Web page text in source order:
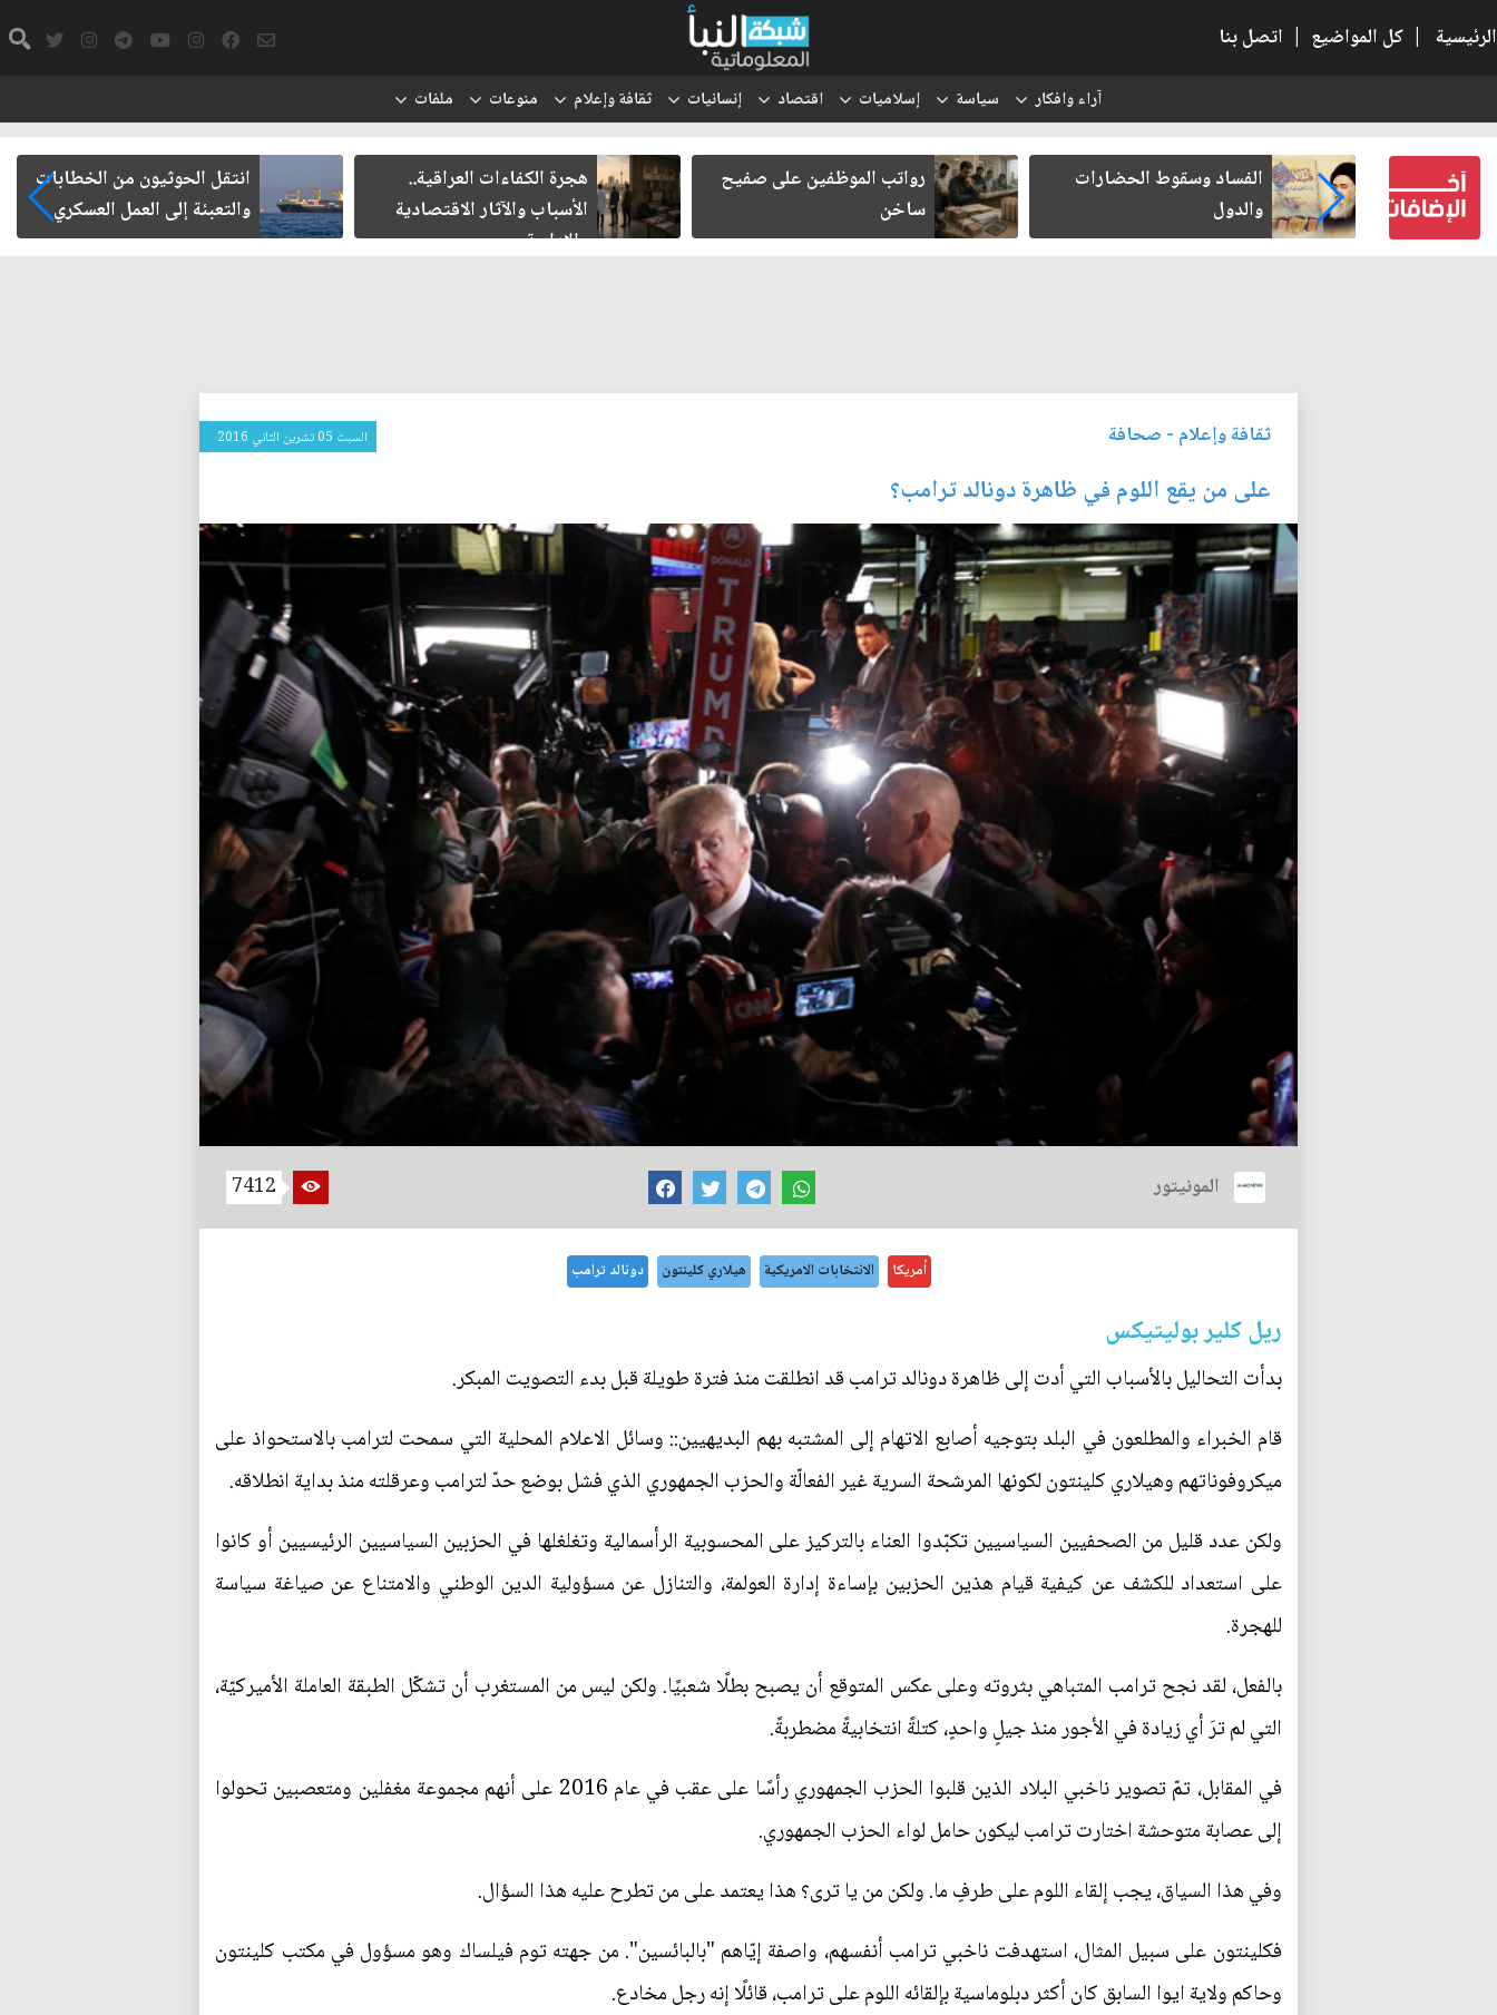
الرئيسية | كل المواضيع | اتصل بنا
آراء وافكار سياسة إسلاميات اقتصاد إنسانيات ثقافة وإعلام منوعات ملفات
كتب لنفسه
الفساد وسقوط الحضارات
والدول
رواتب الموظفين على صفيح
ساخن
هجرة الكفاءات العراقية..
الأسباب والآثار الاقتصادية
والإدارية
انتقل الحوثيون من الخطابات
والتعبئة إلى العمل العسكري
ثقافة وإعلام - صحافة السبت 05 تشرين الثاني 2016
على من يقع اللوم في ظاهرة دونالد ترامب؟
المونيتور 7412
أمريكا الانتخابات الامريكية هيلاري كلينتون دونالد ترامب
ريل كلير بوليتيكس
بدأت التحاليل بالأسباب التي أدت إلى ظاهرة دونالد ترامب قد انطلقت منذ فترة طويلة قبل بدء التصويت المبكر.
قام الخبراء والمطلعون في البلد بتوجيه أصابع الاتهام إلى المشتبه بهم البديهيين:: وسائل الاعلام المحلية التي سمحت لترامب بالاستحواذ على
ميكروفوناتهم وهيلاري كلينتون لكونها المرشحة السرية غير الفعالّة والحزب الجمهوري الذي فشل بوضع حدّ لترامب وعرقلته منذ بداية انطلاقه.
ولكن عدد قليل من الصحفيين السياسيين تكبّدوا العناء بالتركيز على المحسوبية الرأسمالية وتغلغلها في الحزبين السياسيين الرئيسيين أو كانوا
على استعداد للكشف عن كيفية قيام هذين الحزبين بإساءة إدارة العولمة، والتنازل عن مسؤولية الدين الوطني والامتناع عن صياغة سياسة
للهجرة.
بالفعل، لقد نجح ترامب المتباهي بثروته وعلى عكس المتوقع أن يصبح بطلًا شعبيًا. ولكن ليس من المستغرب أن تشكّل الطبقة العاملة الأميركيّة،
التي لم ترَ أي زيادة في الأجور منذ جيلٍ واحدٍ، كتلةً انتخابيةً مضطربةً.
في المقابل، تمّ تصوير ناخبي البلاد الذين قلبوا الحزب الجمهوري رأسًا على عقب في عام 2016 على أنهم مجموعة مغفلين ومتعصبين تحولوا
إلى عصابة متوحشة اختارت ترامب ليكون حامل لواء الحزب الجمهوري.
وفي هذا السياق، يجب إلقاء اللوم على طرفٍ ما. ولكن من يا ترى؟ هذا يعتمد على من تطرح عليه هذا السؤال.
فكلينتون على سبيل المثال، استهدفت ناخبي ترامب أنفسهم، واصفة إيّاهم "بالبائسين". من جهته توم فيلساك وهو مسؤول في مكتب كلينتون
وحاكم ولاية ايوا السابق كان أكثر دبلوماسية بإلقائه اللوم على ترامب، قائلًا إنه رجل مخادع.